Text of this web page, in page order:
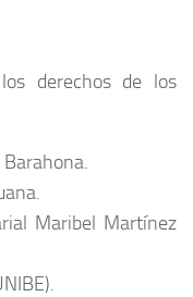
derechos de los
Maribel Martínez